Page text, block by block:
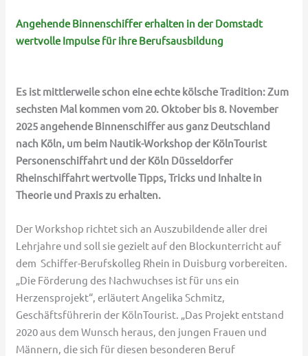
Angehende Binnenschiffer erhalten in der Domstadt
wertvolle Impulse für ihre Berufsausbildung
Es ist mittlerweile schon eine echte kölsche Tradition: Zum
sechsten Mal kommen vom 20. Oktober bis 8. November
2025 angehende Binnenschiffer aus ganz Deutschland
nach Köln, um beim Nautik-Workshop der KölnTourist
Personenschiffahrt und der Köln Düsseldorfer
Rheinschiffahrt wertvolle Tipps, Tricks und Inhalte in
Theorie und Praxis zu erhalten.
Der Workshop richtet sich an Auszubildende aller drei
Lehrjahre und soll sie gezielt auf den Blockunterricht auf
dem Schiffer-Berufskolleg Rhein in Duisburg vorbereiten.
„Die Förderung des Nachwuchses ist für uns ein
Herzensprojekt“, erläutert Angelika Schmitz,
Geschäftsführerin der KölnTourist. „Das Projekt entstand
2020 aus dem Wunsch heraus, den jungen Frauen und
Männern, die sich für diesen besonderen Beruf